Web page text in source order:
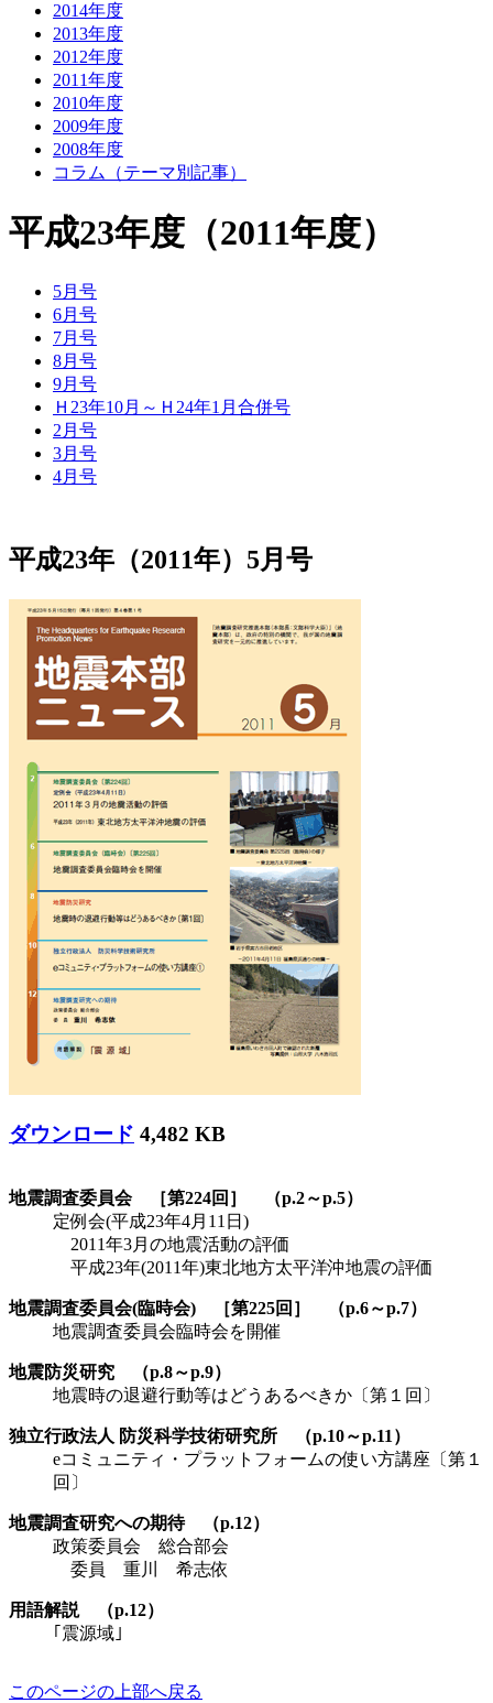
2014年度
2013年度
2012年度
2011年度
2010年度
2009年度
2008年度
コラム（テーマ別記事）
平成23年度（2011年度）
5月号
6月号
7月号
8月号
9月号
Ｈ23年10月～Ｈ24年1月合併号
2月号
3月号
4月号
平成23年（2011年）5月号
ダウンロード 4,482 KB
地震調査委員会 ［第224回］ （p.2～p.5）
定例会(平成23年4月11日)
2011年3月の地震活動の評価
平成23年(2011年)東北地方太平洋沖地震の評価
地震調査委員会(臨時会) ［第225回］ （p.6～p.7）
地震調査委員会臨時会を開催
地震防災研究 （p.8～p.9）
地震時の退避行動等はどうあるべきか〔第１回〕
独立行政法人 防災科学技術研究所 （p.10～p.11）
eコミュニティ・プラットフォームの使い方講座〔第１
回〕
地震調査研究への期待 （p.12）
政策委員会 総合部会
委員 重川 希志依
用語解説 （p.12）
｢震源域｣
このページの上部へ戻る